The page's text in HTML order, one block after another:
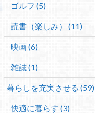
ゴルフ (5)
読書（楽しみ） (11)
映画 (6)
雑誌 (1)
暮らしを充実させる (59)
快適に暮らす (3)